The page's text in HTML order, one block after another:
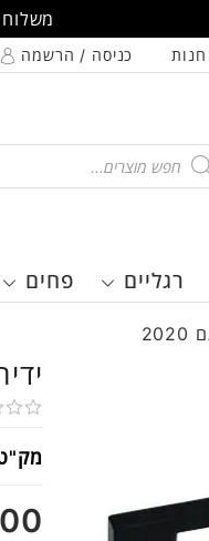
רגליים פחים
חנות כניסה / הרשמה
0
5